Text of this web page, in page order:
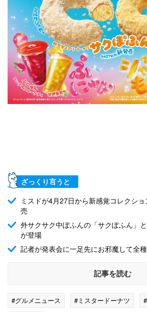
ざっくり言うと
ミスドが4月27日から新感覚コレクシ
売
外サクサク中ぽふんの「サクぽふん」
が登場
記者が発表会に一足先にお邪魔して全
記事を読む
#グルメニュース #ミスタードーナツ